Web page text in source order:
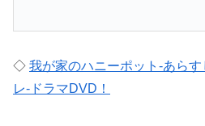
◇ 我が家のハニーポット-あら
レ-ドラマDVD！